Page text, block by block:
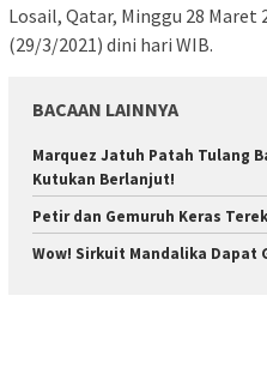
Losail, Qatar, Minggu 28
(29/3/2021) dini hari WIB.
BACAAN LAINNYA
Marquez Jatuh Patah Tulang
Kutukan Berlanjut!
Petir dan Gemuruh Keras
Wow! Sirkuit Mandalika Dapat